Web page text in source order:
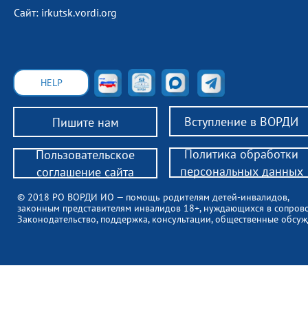
Сайт: irkutsk.vordi.org
Пишите нам Вступление в ВОРДИ
© 2018 РО ВОРДИ ИО — помощь родителям детей-инвалидов,
законным представителям инвалидов 18+, нуждающихся в
Законодательство, поддержка, консультации, общественные
HELP
Пользовательское
соглашение сайта
Политика обработки
персональных данных